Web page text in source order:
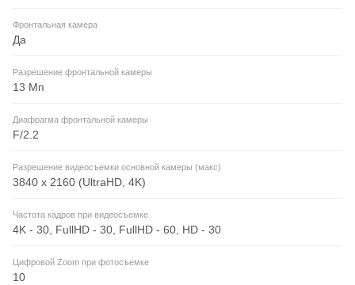
Фронтальная камера
Да
Разрешение фронтальной камеры
13 Мп
Диафрагма фронтальной камеры
F/2.2
Разрешение видеосъемки основной камеры (макс)
3840 x 2160 (UltraHD, 4K)
Частота кадров при видеосъемке
4K - 30, FullHD - 30, FullHD - 60, HD - 30
Цифровой Zoom при фотосъемке
10